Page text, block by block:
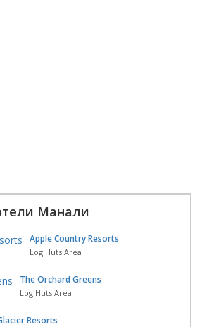
Манали
Apple Country Resorts
Log Huts Area
The Orchard Greens
Log Huts Area
Resorts